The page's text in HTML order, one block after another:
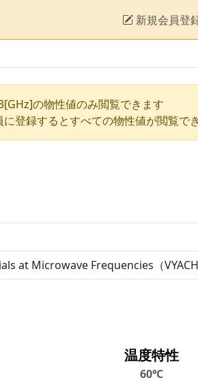
新規会員登
の物性値のみ閲覧できます
登録するとすべての物性値が閲覧で
Microwave Frequencies（
温度特性
60℃